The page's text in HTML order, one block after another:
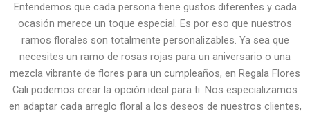
Entendemos que cada persona tiene gustos diferentes y cada
ocasión merece un toque especial. Es por eso que nuestros
ramos florales son totalmente personalizables. Ya sea que
necesites un ramo de rosas rojas para un aniversario o una
mezcla vibrante de flores para un cumpleaños, en Regala Flores
Cali podemos crear la opción ideal para ti. Nos especializamos
en adaptar cada arreglo floral a los deseos de nuestros clientes,